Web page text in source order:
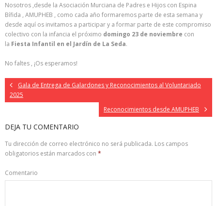
Nosotros ,desde la Asociación Murciana de Padres e Hijos con Espina
Bífida , AMUPHEB , como cada año formaremos parte de esta semana y
desde aquí os invitamos a participar y a formar parte de este compromiso
colectivo con la infancia el próximo domingo 23 de noviembre con
la Fiesta Infantil en el Jardín de La Seda.
No faltes , ¡Os esperamos!
Gala de Entrega de Galardones y Reconocimientos al Voluntariado
2025
Reconocimientos desde AMUPHEB
DEJA TU COMENTARIO
Tu dirección de correo electrónico no será publicada. Los campos
obligatorios están marcados con *
Comentario